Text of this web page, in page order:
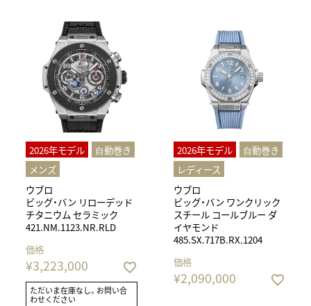
2026年モデル
⾃動巻き
メンズ
ウブロ
ビッグ・バン リローデッド
チタニウム セラミック
421.NM.1123.NR.RLD
価格
¥3,223,000
ただいま在庫なし。お問い合
わせください
2026年モデル
⾃動巻き
レディース
ウブロ
ビッグ・バン ワンクリック
スチール コールブルー ダ
イヤモンド
485.SX.717B.RX.1204
価格
¥2,090,000